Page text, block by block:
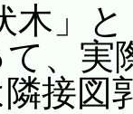
木」
、
接図